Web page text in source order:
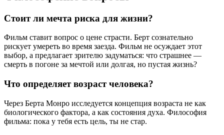
Стоит ли мечта риска для жизни?
Фильм ставит вопрос о цене страсти. Берт сознательно
рискует умереть во время заезда. Фильм не осуждает этот
выбор, а предлагает зрителю задуматься: что страшнее —
смерть в погоне за мечтой или долгая, но пустая жизнь?
Что определяет возраст человека?
Через Берта Монро исследуется концепция возраста не как
биологического фактора, а как состояния духа. Философия
фильма: пока у тебя есть цель, ты не стар.